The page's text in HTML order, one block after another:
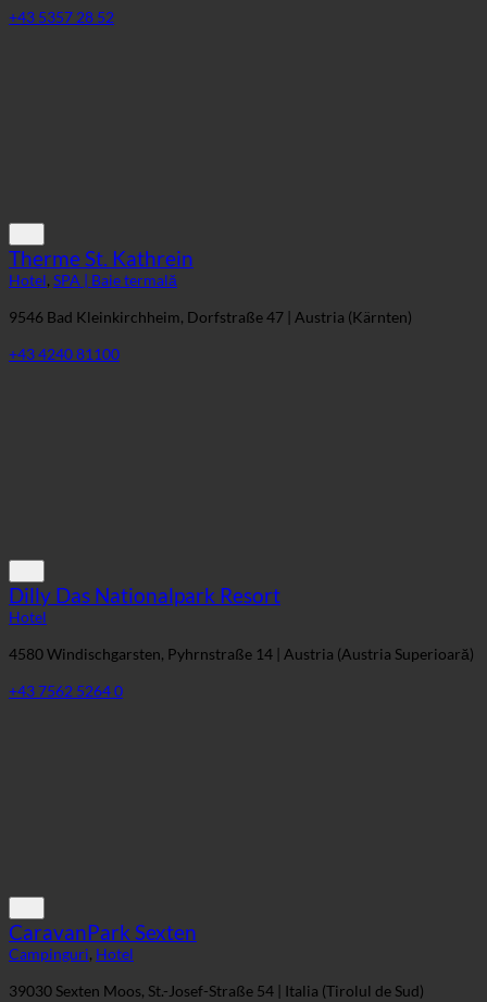
+43 5357 28 52
Therme St. Kathrein
Hotel, SPA | Baie termală
9546 Bad Kleinkirchheim, Dorfstraße 47 | Austria (Kärnten)
+43 4240 81100
Dilly Das Nationalpark Resort
Hotel
4580 Windischgarsten, Pyhrnstraße 14 | Austria (Austria Superioară)
+43 7562 5264 0
CaravanPark Sexten
Campinguri, Hotel
39030 Sexten Moos, St.-Josef-Straße 54 | Italia (Tirolul de Sud)